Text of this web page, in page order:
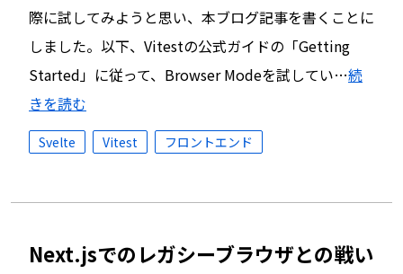
際に試してみようと思い、本ブログ記事を書くことに
しました。以下、Vitestの公式ガイドの「Getting
Started」に従って、Browser Modeを試してい…続
きを読む
Svelte Vitest フロントエンド
Next.jsでのレガシーブラウザとの戦い